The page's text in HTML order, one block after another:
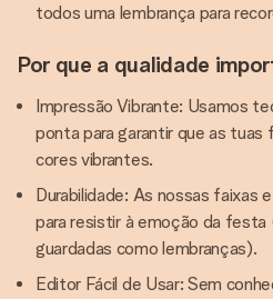
todos uma lembrança para
Por que a qualidade
Impressão Vibrante: Usamos
ponta para garantir que as
cores vibrantes.
Durabilidade: As nossas faixas
para resistir à emoção da
guardadas como lembranças).
Editor Fácil de Usar: Sem